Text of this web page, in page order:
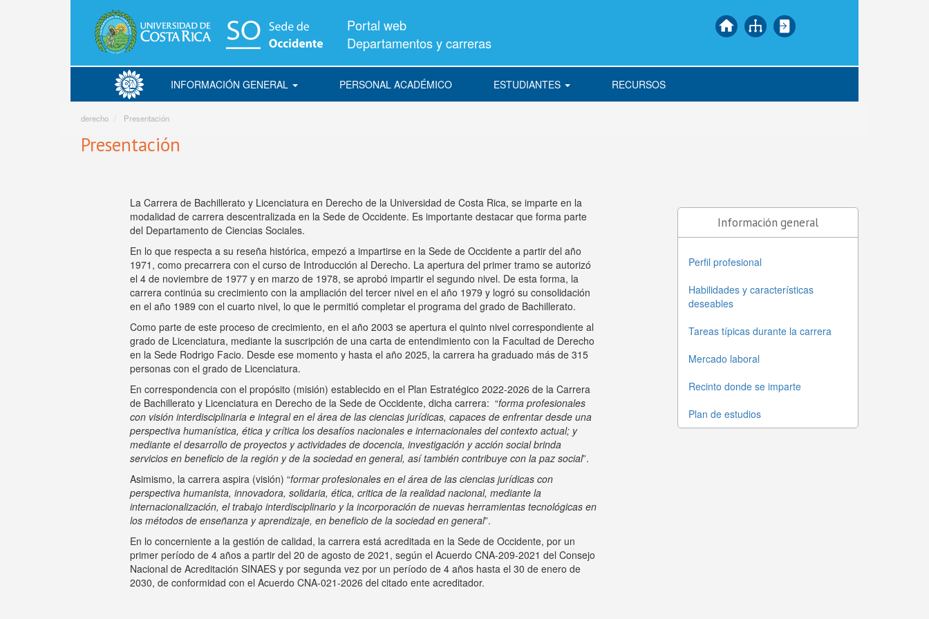
Portal web
Departamentos y carreras
DerechoINFORMACIÓN GENERAL PERSONAL ACADÉMICO ESTUDIANTES RECURSOS
derecho Presentación
Presentación
La Carrera de Bachillerato y Licenciatura en Derecho de la Universidad de Costa Rica, se imparte en la
modalidad de carrera descentralizada en la Sede de Occidente. Es importante destacar que forma parte
del Departamento de Ciencias Sociales.
En lo que respecta a su reseña histórica, empezó a impartirse en la Sede de Occidente a partir del año
1971, como precarrera con el curso de Introducción al Derecho. La apertura del primer tramo se autorizó
el 4 de noviembre de 1977 y en marzo de 1978, se aprobó impartir el segundo nivel. De esta forma, la
carrera continúa su crecimiento con la ampliación del tercer nivel en el año 1979 y logró su consolidación
en el año 1989 con el cuarto nivel, lo que le permitió completar el programa del grado de Bachillerato.
Como parte de este proceso de crecimiento, en el año 2003 se apertura el quinto nivel correspondiente al
grado de Licenciatura, mediante la suscripción de una carta de entendimiento con la Facultad de Derecho
en la Sede Rodrigo Facio. Desde ese momento y hasta el año 2025, la carrera ha graduado más de 315
personas con el grado de Licenciatura.
En correspondencia con el propósito (misión) establecido en el Plan Estratégico 2022-2026 de la Carrera
de Bachillerato y Licenciatura en Derecho de la Sede de Occidente, dicha carrera: “forma profesionales
con visión interdisciplinaria e integral en el área de las ciencias jurídicas, capaces de enfrentar desde una
perspectiva humanística, ética y crítica los desafíos nacionales e internacionales del contexto actual; y
mediante el desarrollo de proyectos y actividades de docencia, investigación y acción social brinda
servicios en beneficio de la región y de la sociedad en general, así también contribuye con la paz social”.
Asimismo, la carrera aspira (visión) “formar profesionales en el área de las ciencias jurídicas con
perspectiva humanista, innovadora, solidaria, ética, critica de la realidad nacional, mediante la
internacionalización, el trabajo interdisciplinario y la incorporación de nuevas herramientas tecnológicas en
los métodos de enseñanza y aprendizaje, en beneficio de la sociedad en general”.
En lo concerniente a la gestión de calidad, la carrera está acreditada en la Sede de Occidente, por un
primer período de 4 años a partir del 20 de agosto de 2021, según el Acuerdo CNA-209-2021 del Consejo
Nacional de Acreditación SINAES y por segunda vez por un período de 4 años hasta el 30 de enero de
2030, de conformidad con el Acuerdo CNA-021-2026 del citado ente acreditador.
Información general
Perfil profesional
Habilidades y características
deseables
Tareas típicas durante la carrera
Mercado laboral
Recinto donde se imparte
Plan de estudios